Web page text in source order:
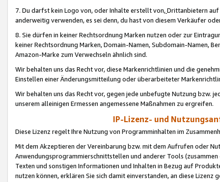
7. Du darfst kein Logo von, oder Inhalte erstellt von,Drittanbietern auf
anderweitig verwenden, es sei denn, du hast von diesem Verkäufer
8. Sie dürfen in keiner Rechtsordnung Marken nutzen oder zur
keiner Rechtsordnung Marken, Domain-Namen, Subdomain-Namen,
Amazon-Marke zum Verwechseln ähnlich sind.
Wir behalten uns das Recht vor, diese Markenrichtlinien und die
Einstellen einer Änderungsmitteilung oder überarbeiteter
Wir behalten uns das Recht vor, gegen jede unbefugte Nutzung bzw.
unserem alleinigen Ermessen angemessene Maßnahmen zu ergreifen.
IP-Lizenz- und
Diese Lizenz regelt Ihre Nutzung von Programminhalten im
Mit dem Akzeptieren der Vereinbarung bzw. mit dem Aufrufen oder
Anwendungsprogrammierschnittstellen und anderer Tools (zusammen
Texten und sonstigen Informationen und Inhalten in Bezug auf
nutzen können, erklären Sie sich damit einverstanden, an diese Lizenz